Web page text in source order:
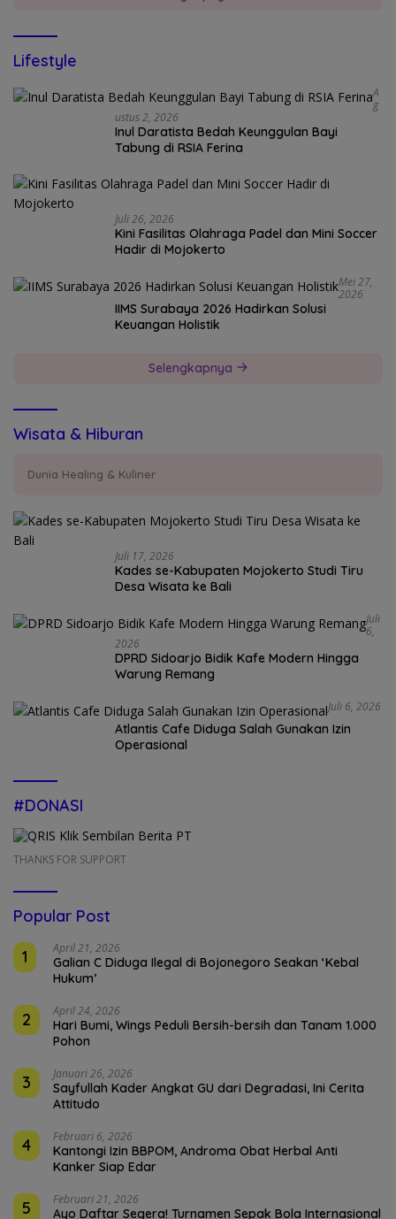
Lifestyle
A
G
Ustus 2, 2026
Inul Daratista Bedah Keunggulan Bayi
Tabung di RSIA Ferina
Juli 26, 2026
Kini Fasilitas Olahraga Padel dan Mini Soccer
Hadir di Mojokerto
Mei 27,
2026
IIMS Surabaya 2026 Hadirkan Solusi
Keuangan Holistik
Selengkapnya
Wisata & Hiburan
Dunia Healing & Kuliner
Juli 17, 2026
Kades se-Kabupaten Mojokerto Studi Tiru
Desa Wisata ke Bali
Juli
6,
2026
DPRD Sidoarjo Bidik Kafe Modern Hingga
Warung Remang
Juli 6, 2026
Atlantis Cafe Diduga Salah Gunakan Izin
Operasional
#DONASI
THANKS FOR SUPPORT
Popular Post
1
April 21, 2026
Galian C Diduga Ilegal di Bojonegoro Seakan ‘Kebal
Hukum’
2 April 24, 2026
Hari Bumi, Wings Peduli Bersih-bersih dan Tanam 1.000
Pohon
3 Januari 26, 2026
Sayfullah Kader Angkat GU dari Degradasi, Ini Cerita
Attitudo
4 Februari 6, 2026
Kantongi Izin BBPOM, Androma Obat Herbal Anti
Kanker Siap Edar
5 Februari 21, 2026
Ayo Daftar Segera! Turnamen Sepak Bola Internasional